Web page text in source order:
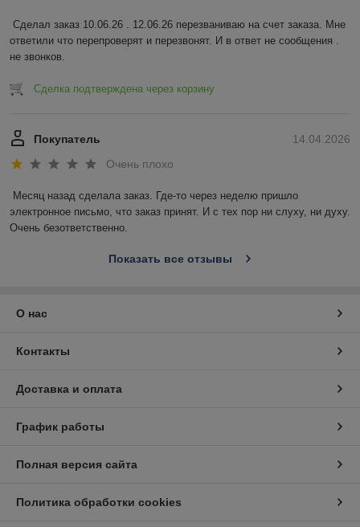
Сделал заказ 10.06.26 . 12.06.26 перезваниваю на счет заказа. Мне
ответили что перепроверят и перезвонят. И в ответ не сообщения .
не звонков.
Сделка подтверждена через корзину
14.04.2026
Покупатель
Очень плохо
Месяц назад сделала заказ. Где-то через неделю пришло
электронное письмо, что заказ принят. И с тех пор ни слуху, ни духу.
Очень безответственно.
Показать все отзывы
О нас
Контакты
Доставка и оплата
График работы
Полная версия сайта
Политика обработки cookies